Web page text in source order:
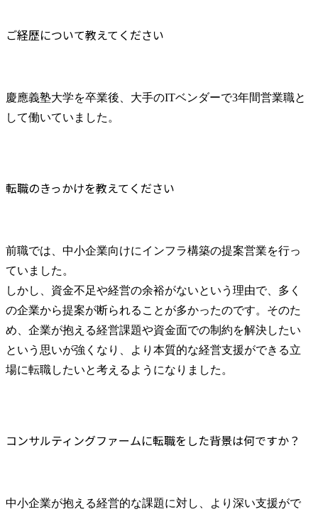
ご経歴について教えてください
慶應義塾大学を卒業後、大手のITベンダーで3年間営業職と
して働いていました。
転職のきっかけを教えてください
前職では、中小企業向けにインフラ構築の提案営業を行っ
ていました。
しかし、資金不足や経営の余裕がないという理由で、多く
の企業から提案が断られることが多かったのです。そのた
め、企業が抱える経営課題や資金面での制約を解決したい
という思いが強くなり、より本質的な経営支援ができる立
場に転職したいと考えるようになりました。
コンサルティングファームに転職をした背景は何ですか？
中小企業が抱える経営的な課題に対し、より深い支援がで